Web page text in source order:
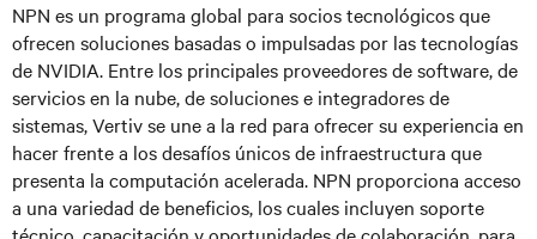
NPN es un programa global para socios tecnológicos que
ofrecen soluciones basadas o impulsadas por las tecnologías
de NVIDIA. Entre los principales proveedores de software, de
servicios en la nube, de soluciones e integradores de
sistemas, Vertiv se une a la red para ofrecer su experiencia en
hacer frente a los desafíos únicos de infraestructura que
presenta la computación acelerada. NPN proporciona acceso
a una variedad de beneficios, los cuales incluyen soporte